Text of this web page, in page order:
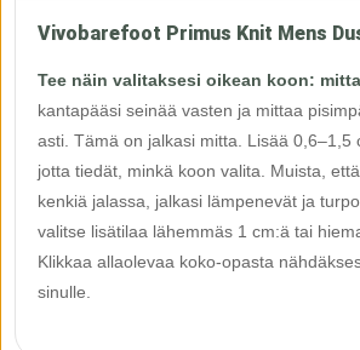
Vivobarefoot Primus Knit Mens
Tee näin valitaksesi oikean koon:
kantapääsi seinää vasten ja mittaa
asti. Tämä on jalkasi mitta. Lisää 0,6–1,5
jotta tiedät, minkä koon valita. Muista,
kenkiä jalassa, jalkasi lämpenevät ja
valitse lisätilaa lähemmäs 1 cm:ä tai
Klikkaa allaolevaa koko-opasta
sinulle.